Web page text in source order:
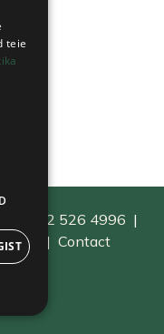
+372 526 4996 |
| Contact
teie